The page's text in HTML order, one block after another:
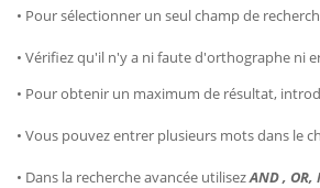
• Pour sélectionner un seul champ de
• Vérifiez qu'il n'y a ni faute d'orthographe ni
• Pour obtenir un maximum de résultat,
• Vous pouvez entrer plusieurs mots dans le
• Dans la recherche avancée utilisezAND , OR,